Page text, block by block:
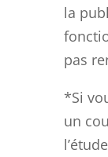
la
pas
*Si
un